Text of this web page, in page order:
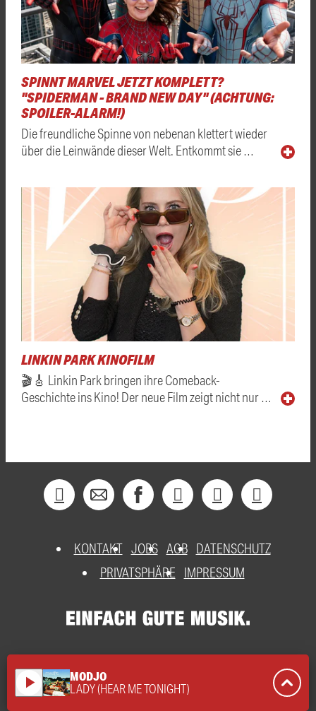
SPINNT MARVEL JETZT KOMPLETT?
"SPIDERMAN - BRAND NEW DAY" (ACHTUNG:
SPOILER-ALARM!)
Die freundliche Spinne von nebenan klettert wieder
über die Leinwände dieser Welt. Entkommt sie …
LINKIN PARK KINOFILM
🎬🎸 Linkin Park bringen ihre Comeback-
Geschichte ins Kino! Der neue Film zeigt nicht nur …
KONTAKT JOBS AGB DATENSCHUTZ
PRIVATSPHÄRE
IMPRESSUM
play_arrow MODJO
LADY (HEAR ME TONIGHT)